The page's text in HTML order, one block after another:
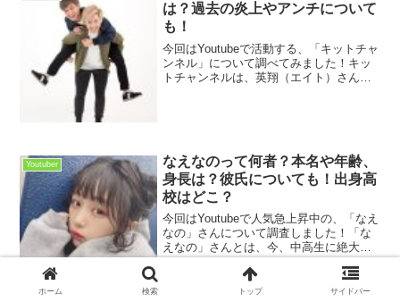
は？過去の炎上やアンチについて
も！
今回はYoutubeで活動する、「キットチャ
ンネル」について調べてみました！キッ
トチャンネルは、英翔（エイト）さん、
Youtuber
なえなのって何者？本名や年齢、
身長は？彼氏についても！出身高
校はどこ？
今回はYoutubeで人気急上昇中の、「なえ
なの」さんについて調査しました！「な
えなの」さんとは、今、中高生に絶大な
支持を得ている女性YouTuberです。なえ
なのさんのチャンネルでは、メイク・日
常・おでかけ系など色んなジャンルの動
ホーム 検索 トップ サイドバー